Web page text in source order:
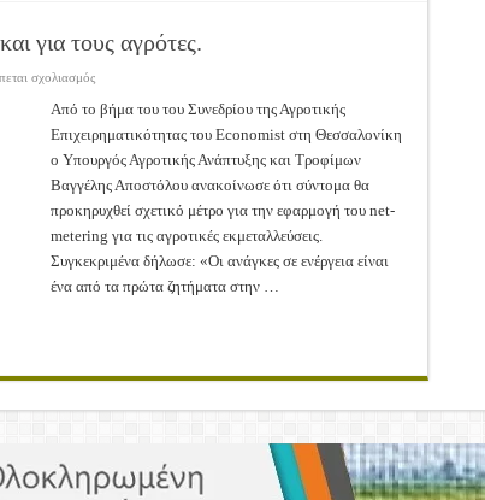
για τους αγρότες.
σχολιασμόςστο
Έρχεται
net-
metering
και
για
τους
αγρότες.
Από το βήμα του του Συνεδρίου της Αγροτικής
Επιχειρηματικότητας του Economist στη Θεσσαλονίκη
ο Υπουργός Αγροτικής Ανάπτυξης και Τροφίμων
Βαγγέλης Αποστόλου ανακοίνωσε ότι σύντομα θα
προκηρυχθεί σχετικό μέτρο για την εφαρμογή του net-
metering για τις αγροτικές εκμεταλλεύσεις.
Συγκεκριμένα δήλωσε: «Οι ανάγκες σε ενέργεια είναι
ένα από τα πρώτα ζητήματα στην …